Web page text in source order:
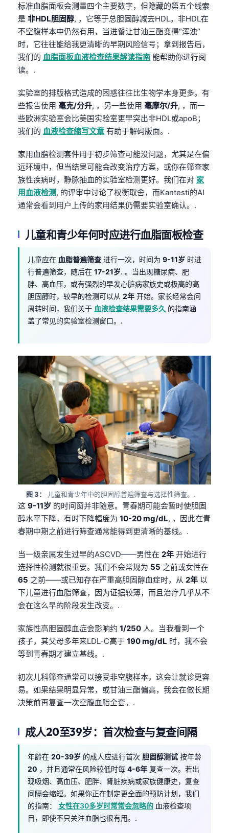
标准血脂面板会测量四个主要数字，但隐藏的第五个线索
是 非HDL胆固醇, ，它等于总胆固醇减去HDL。非HDL在
不空腹样本中仍然有用，当进餐让甘油三酯变得“浑浊”
时，它往往能给我更清晰的早期风险信号；拿到报告后，
我们的 血脂面板血液检查结果解读指南 能帮助你进行阅
读。.
实验室的排版格式造成的困惑往往比生物学本身更多。有
些报告使用 毫克/分升, ，另一些使用 毫摩尔/升, ，而一
些欧洲实验室会比美国实验室更早突出非HDL或apoB；
我们的 血液检查缩写文章 有助于解码版面。.
家用血脂检测套件用于初步筛查可能没问题，尤其是在偏
远环境中，但当结果可能会改变治疗方案，或你在筛查家
族性疾病时，静脉抽血的实验室检测更好。我们在对 家
用血液检测, 的评审中讨论了权衡取舍，而Kantesti的AI
通常会看到用户上传的家用结果仍需要实验室确认。.
儿童和青少年何时应进行血脂面板检查
儿童应在 血脂普遍筛查 进行一次，时间为 9-11岁 时进
行普遍筛查，随后在 17-21岁. 。当出现糖尿病、肥
胖、高血压，或有强烈的早发心脏病家族史或极高的高
胆固醇时，较早的检测可以从 2年 开始。家长经常会问
周转时间，我们关于 血液检查结果需要多久 的指南涵
盖了常见的实验室检测窗口。.
图 3： 儿童和青少年中的胆固醇普遍筛查与选择性筛查。.
这 9-11岁 的时间窗并非随意。青春期可能会暂时使胆固
醇水平下降，有时下降幅度为 10-20 mg/dL, ，因此在青
春期中期之前进行筛查通常能得到更清晰的基线。.
当一级亲属发生过早的ASCVD——男性在 2年 开始进行
选择性检测就很重要。我们不会常规为 55 之前或女性在
65 之前——或已知存在严重高胆固醇血症时，从 2年 以
下儿童进行血脂筛查，因为证据较薄，而且治疗几乎从不
会在这么早的阶段发生改变。.
家族性高胆固醇血症会影响约 1/250 人。当我看到一个
孩子，其父母多年来LDL-C高于 190 mg/dL 时，我不会
等到青春期才建立基线。.
初次儿科筛查通常可以接受非空腹样本，这会让就诊更容
易。如果结果明显异常，或甘油三酯偏高，我会在做长期
决策前再复查一次空腹血脂全套。.
成人20至39岁：首次检查与复查间隔
年龄在 20-39岁 的成人应进行首次 胆固醇测试 按年龄
20 ，并且通常在风险较低时每 4-6年 复查一次。若出
现吸烟、高血压、肥胖、肾脏疾病或家族健康史，复查
间隔会缩短。如果你正在制定更全面的预防计划，我们
的指南： 女性在30多岁时常常会忽略的 血液检查项
目，即使不只关注血脂也很有用。.